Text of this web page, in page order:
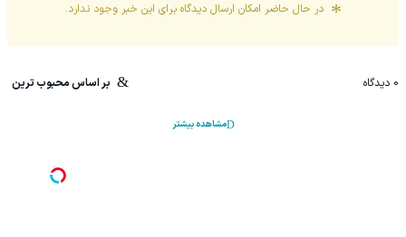
در حال حاضر امکان ارسال دیدگاه برای این خبر وجود ندارد.
0 دیدگاه بر اساس محبوب ترین
مشاهده بیشتر